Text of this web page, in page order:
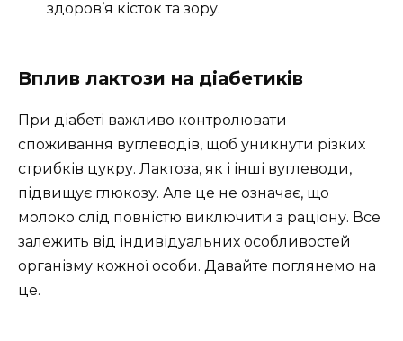
здоров’я кісток та зору.
Вплив лактози на діабетиків
При діабеті важливо контролювати
споживання вуглеводів, щоб уникнути різких
стрибків цукру. Лактоза, як і інші вуглеводи,
підвищує глюкозу. Але це не означає, що
молоко слід повністю виключити з раціону. Все
залежить від індивідуальних особливостей
організму кожної особи. Давайте поглянемо на
це.